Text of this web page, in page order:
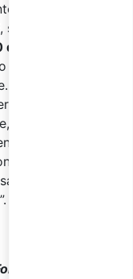
come previsto
, saranno
domande
superati con
Nei corsi svolti
di
per mezzo
Come
2025, i risultati
riportate
”.
sulla